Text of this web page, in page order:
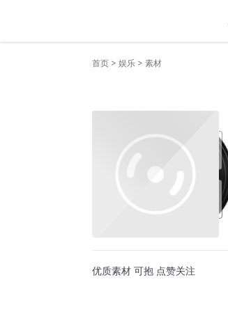
首页 > 娱乐 > 素材
优质素材 可抱 点赞关注